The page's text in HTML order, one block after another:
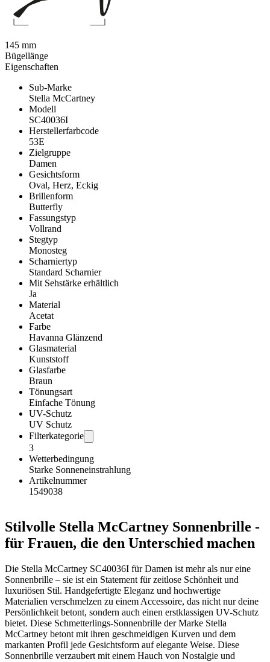
Eigenschaften
Sub-Marke
Stella McCartney
Modell
SC40036I
Herstellerfarbcode
53E
Zielgruppe
Damen
Gesichtsform
Oval, Herz, Eckig
Brillenform
Butterfly
Fassungstyp
Vollrand
Stegtyp
Monosteg
Scharniertyp
Standard Scharnier
Mit Sehstärke erhältlich
Ja
Material
Acetat
Farbe
Havanna Glänzend
Glasmaterial
Kunststoff
Glasfarbe
Braun
Tönungsart
Einfache Tönung
UV-Schutz
UV Schutz
Filterkategorie
3
Wetterbedingung
Starke Sonneneinstrahlung
Artikelnummer
1549038
Stilvolle Stella McCartney Sonnenbrille -
für Frauen, die den Unterschied machen
Die Stella McCartney SC40036I für Damen ist mehr als nur eine
Sonnenbrille – sie ist ein Statement für zeitlose Schönheit und
luxuriösen Stil. Handgefertigte Eleganz und hochwertige
Materialien verschmelzen zu einem Accessoire, das nicht nur deine
Persönlichkeit betont, sondern auch einen erstklassigen UV-Schutz
bietet. Diese Schmetterlings-Sonnenbrille der Marke Stella
McCartney betont mit ihren geschmeidigen Kurven und dem
markanten Profil jede Gesichtsform auf elegante Weise. Diese
Sonnenbrille verzaubert mit einem Hauch von Nostalgie und
145 mm
Bügellänge